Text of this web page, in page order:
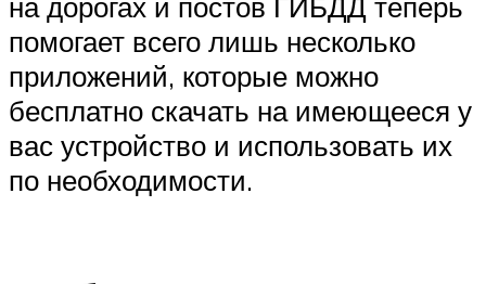
помогает всего лишь несколько
приложений, которые можно
бесплатно скачать на имеющееся у
вас устройство и использовать их
по необходимости.